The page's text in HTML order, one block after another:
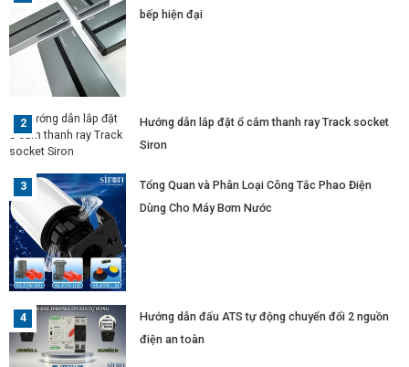
bếp hiện đại
Hướng dẫn lắp đặt ổ cắm thanh ray Track socket
Siron
Tổng Quan và Phân Loại Công Tắc Phao Điện
Dùng Cho Máy Bơm Nước
Hướng dẫn đấu ATS tự động chuyển đổi 2 nguồn
điện an toàn